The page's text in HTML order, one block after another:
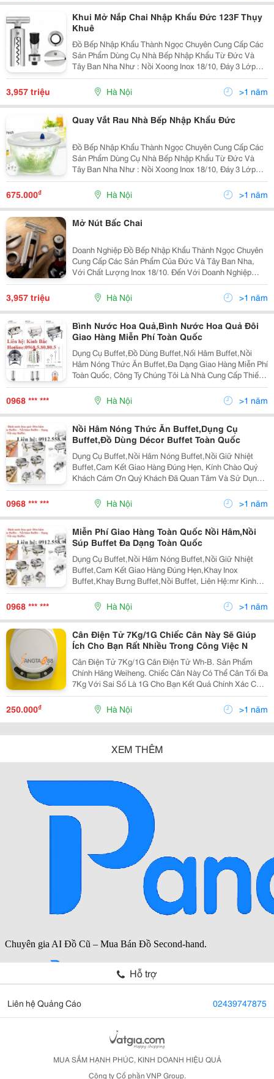
Khui Mở Nắp Chai Nhập Khẩu Đức 123F Thụy
Khuê
Đồ Bếp Nhập Khẩu Thành Ngọc Chuyên Cung Cấp Các
Sản Phẩm Dùng Cụ Nhà Bếp Nhập Khẩu Từ Đức Và
Tây Ban Nha Như : Nồi Xoong Inox 18/10, Đáy 3 Lớp
Dẫn Nhiệt Nhanh Và Tiết Kiệm Năng Lượng,Đun Được
Các Loại Bếp Kể Cả Bếp Từ. Chảo Không Dính Các
3,957 triệu Hà Nội >1 năm
Quay Vắt Rau Nhà Bếp Nhập Khẩu Đức
Đồ Bếp Nhập Khẩu Thành Ngọc Chuyên Cung Cấp Các
Sản Phẩm Dùng Cụ Nhà Bếp Nhập Khẩu Từ Đức Và
Tây Ban Nha Như : Nồi Xoong Inox 18/10, Đáy 3 Lớp
Dẫn Nhiệt Nhanh Và Tiết Kiệm Năng Lượng,Đun Được
Các Loại Bếp Kể Cả Bếp Từ. Chảo Không Dính Các
675.000₫ Hà Nội >1 năm
Mở Nút Bấc Chai
Doanh Nghiệp Đồ Bếp Nhập Khẩu Thành Ngọc Chuyên
Cung Cấp Các Sản Phẩm Của Đức Và Tây Ban Nha,
Với Chất Lượng Inox 18/10. Đến Với Doanh Nghiệp
Chúng Tôi Bạn Sẽ Có Nhà Bếp Khang Trang, Đặc Biêt
Là An Toàn Cho Sức Khỏe. Với Phương Châm Phục Vụ
Hàng Đúng
3,957 triệu Hà Nội >1 năm
Bình Nước Hoa Quả,Bình Nước Hoa Quả Đôi
Giao Hàng Miễn Phí Toàn Quốc
Dụng Cụ Buffet,Đồ Dùng Buffet,Nối Hâm Buffet,Nồi
Hâm Nóng Thức Ăn Buffet,Đa Dạng Giao Hàng Miễn Phí
Toàn Quốc, Công Ty Chúng Tôi Là Nhà Cung Cấp Thiết
Bị Khách San, Thiết Bị Nhà Hàng, Thiết Bị Dụng Cụ Bếp
Thiết Bị Dụng Cụ Buffet, Thiết Bị Tiền Sản
0968 *** *** Hà Nội >1 năm
Nồi Hâm Nóng Thức Ăn Buffet,Dụng Cụ
Buffet,Đồ Dùng Décor Buffet Toàn Quốc
Dụng Cụ Buffet,Nồi Hâm Nóng Buffet,Nồi Giữ Nhiệt
Buffet,Cam Kết Giao Hàng Đúng Hẹn, Kính Chào Quý
Khách Cám Ơn Quý Khách Đã Quan Tâm Và Sử Dụng
Sản Phẩm Dịch Vụ Của Công Ty Hfs. Hfs Là Doanh
Nghiệp Cung Cấp Các Giải Pháp Chuyên Nghiệp Cho Kh
0968 *** *** Hà Nội >1 năm
Miễn Phí Giao Hàng Toàn Quốc Nồi Hâm,Nồi
Súp Buffet Đa Dạng Toàn Quốc
Dụng Cụ Buffet,Nồi Hâm Nóng Buffet,Nồi Giữ Nhiệt
Buffet,Cam Kết Giao Hàng Đúng Hẹn,Khay Inox
Buffet,Khay Bưng Buffet,Nồi Buffet, Liên Hệ:mr Kinh
Bắc Hotline:0968.5.80.80.5 Skype:kinhbac_Hfs88
Gmail:kinhbac.ttt@Gmail.com Công Ty Cp Giải
0968 *** *** Hà Nội >1 năm
Cân Điện Tử 7Kg/1G Chiếc Cân Này Sẽ Giúp
Ích Cho Bạn Rất Nhiều Trong Công Việc N
Cân Điện Tử 7Kg/1G Cân Điện Tử Wh-B. Sản Phẩm
Chính Hãng Weiheng. Chiếc Cân Này Có Thể Cân Tối Đa
7Kg Với Sai Số Là 1G Cho Bạn Kết Quả Chính Xác Cao
Ngoài Ra Chiếc Cân Này Có Thêm Chức Năng Trừ Bì
Cho Bạn Thêm Thuận Tiện Khi Sử Dụng.
250.000₫ Hà Nội >1 năm
XEM THÊM
Hỗ trợ
Liên hệ Quảng Cáo 02439747875
MUA SẮM HẠNH PHÚC, KINH DOANH HIỆU QUẢ
Công ty Cổ phần VNP Group.